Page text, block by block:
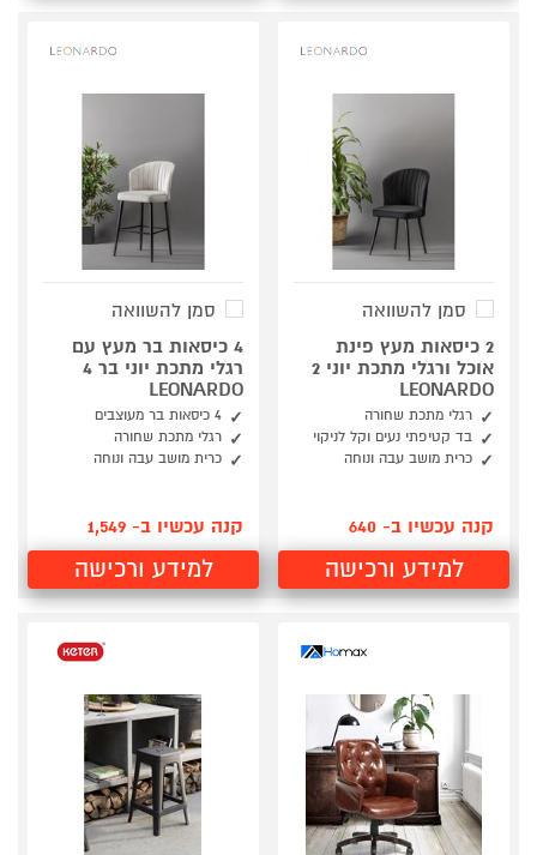
סמן להשוואה
2 כיסאות מעץ פינת
אוכל ורגלי מתכת יוני 2
LEONARDO
רגלי מתכת שחורה
בד קטיפתי נעים וקל לניקוי
כרית מושב עבה ונוחה
קנה עכשיו ב- 640
למידע ורכישה
סמן להשוואה
4 כיסאות בר מעץ עם
רגלי מתכת יוני בר 4
LEONARDO
4 כיסאות בר מעוצבים
רגלי מתכת שחורה
כרית מושב עבה ונוחה
קנה עכשיו ב- 1,549
למידע ורכישה